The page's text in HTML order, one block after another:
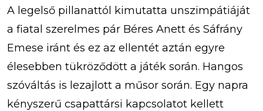
A legelső pillanattól kimutatta unszimpátiáját
a fiatal szerelmes pár Béres Anett és Sáfrány
Emese iránt és ez az ellentét aztán egyre
élesebben tükröződött a játék során. Hangos
szóváltás is lezajlott a műsor során. Egy napra
kényszerű csapattársi kapcsolatot kellett